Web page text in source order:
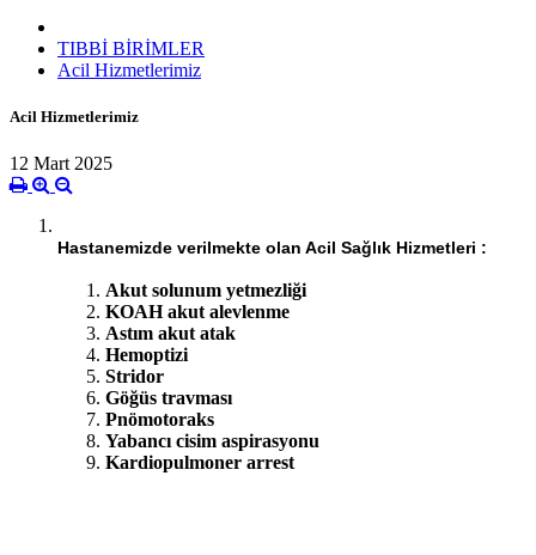
TIBBİ BİRİMLER
Acil Hizmetlerimiz
Acil Hizmetlerimiz
12 Mart 2025
Hastanemizde verilmekte olan Acil Sağlık Hizmetleri :
Akut solunum yetmezliği
KOAH akut alevlenme
Astım akut atak
Hemoptizi
Stridor
Göğüs travması
Pnömotoraks
Yabancı cisim aspirasyonu
Kardiopulmoner arrest